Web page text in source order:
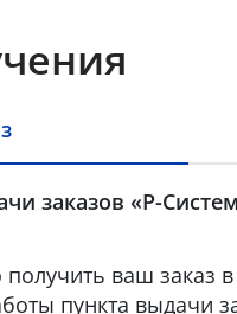
заказов «Р-
ваш заказ
пункта выдачи